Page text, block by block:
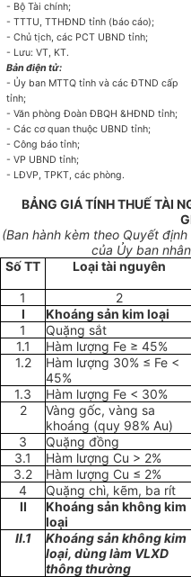
- Bộ Tài chính;
-TTTU, TTHĐND tỉnh (báo cáo);
-Chủ tịch, các PCT UBND tỉnh;
- Lưu: VT, KT.
Bản điện tử:
- Ủy ban MTTQ tỉnh và các ĐTND cấp
tỉnh;
-Văn phòng Đoàn ĐBQH &HĐND tỉnh;
-Các cơ quan thuộc UBND tỉnh;
-Công báo tỉnh;
-VP UBND tỉnh;
- LĐVP, TPKT, các phòng.
BẢNG GIÁ TÍNH THUẾ TÀI
(Ban hành kèm theo Quyết
của Ủy ban
Số TT
Loại tài nguyên
1 2
I
Khoáng sản kim loại
1
Quặng sắt
1.1
Hàm lượng Fe ≥ 45%
1.2
Hàm lượng 30% ≤ Fe <
45%
1.3 Hàm lượng Fe < 30%
2
Vàng gốc, vàng sa
khoáng (quy 98% Au)
3
Quặng đồng
3.1
Hàm lượng Cu > 2%
3.2
Hàm lượng Cu ≤ 2%
4
Quặng chì, kẽm, ba rít
II
Khoáng sản không kim
loại
II.1
Khoáng sản không kim
loại, dùng làm VLXD
thông thường